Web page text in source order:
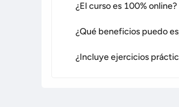
¿El curso es 100% online?
¿Qué beneficios puedo
¿Incluye ejercicios